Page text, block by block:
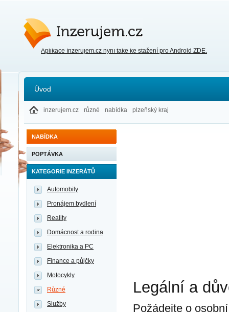
Inzerujem.cz
Aplikace Inzerujem.cz nyní také ke stažení pro Android ZDE.
Úvod
inzerujem.cz různé nabídka plzeňský kraj
Legální a
Požádejte o
NABÍDKA
POPTÁVKA
KATEGORIE INZERÁTŮ
Automobily
Pronájem bydlení
Reality
Domácnost a rodina
Elektronika a PC
Finance a půjčky
Motocykly
Různé
Služby